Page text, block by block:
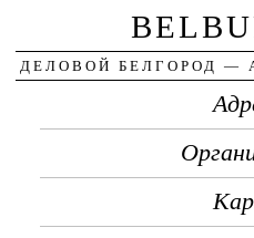
ДЕЛОВОЙ БЕЛГОРОД —